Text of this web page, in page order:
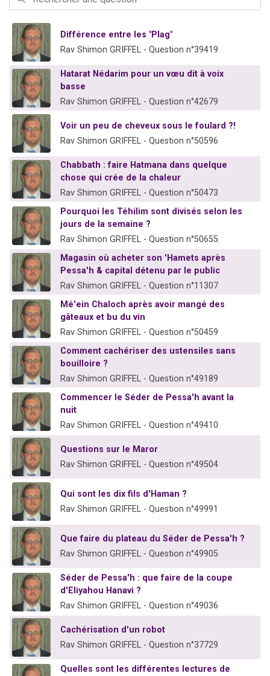
2 personnes viennent de nous rejoindre sur WhatsApp
8 personnes viennent de faire un don pour Tsédaka : pauvres d'Israel
Différence entre les "Plag"
Rav Shimon GRIFFEL - Question n°39419
Hatarat Nédarim pour un vœu dit à voix
basse
Rav Shimon GRIFFEL - Question n°42679
Voir un peu de cheveux sous le foulard ?!
Rav Shimon GRIFFEL - Question n°50596
Chabbath : faire Hatmana dans quelque
chose qui crée de la chaleur
Rav Shimon GRIFFEL - Question n°50473
Pourquoi les Téhilim sont divisés selon les
jours de la semaine ?
Rav Shimon GRIFFEL - Question n°50655
Magasin où acheter son 'Hamets après
Pessa'h & capital détenu par le public
Rav Shimon GRIFFEL - Question n°11307
Mé'ein Chaloch après avoir mangé des
gâteaux et bu du vin
Rav Shimon GRIFFEL - Question n°50459
Comment cachériser des ustensiles sans
bouilloire ?
Rav Shimon GRIFFEL - Question n°49189
Commencer le Séder de Pessa'h avant la
nuit
Rav Shimon GRIFFEL - Question n°49410
Questions sur le Maror
Rav Shimon GRIFFEL - Question n°49504
Qui sont les dix fils d'Haman ?
Rav Shimon GRIFFEL - Question n°49991
Que faire du plateau du Séder de Pessa'h ?
Rav Shimon GRIFFEL - Question n°49905
Séder de Pessa'h : que faire de la coupe
d'Eliyahou Hanavi ?
Rav Shimon GRIFFEL - Question n°49036
Cachérisation d'un robot
Rav Shimon GRIFFEL - Question n°37729
Quelles sont les différentes lectures de